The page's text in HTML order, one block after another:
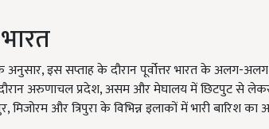
भारत
अनुसार, इस सप्ताह के दौरान पूर्वोत्तर भारत के अलग-
अरुणाचल प्रदेश, असम और मेघालय में छिटपुट से लेकर
मिजोरम और त्रिपुरा के विभिन्न इलाकों में भारी बारिश का